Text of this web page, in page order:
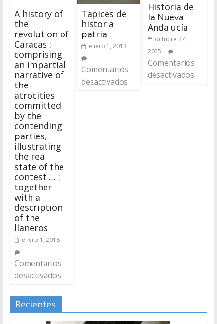
A history of
the
revolution of
Caracas :
comprising
an impartial
narrative of
the
atrocities
committed
by the
contending
parties,
illustrating
the real
state of the
contest … :
together
with a
description
of the
llaneros
enero 1, 2018
Comentarios
desactivados
Tapices de
historia
patria
enero 1, 2018
Comentarios
desactivados
Historia de
la Nueva
Andalucía
octubre 27,
2025
Comentarios
desactivados
Recientes